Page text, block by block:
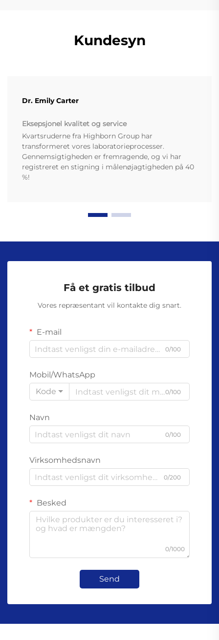
Kundesyn
Dr. Emily Carter
Eksepsjonel kvalitet og service
Kvartsruderne fra Highborn Group har
transformeret vores laboratorieprocesser.
Gennemsigtigheden er fremragende, og vi har
registreret en stigning i målenøjagtigheden på 40
%!
Få et gratis tilbud
Vores repræsentant vil kontakte dig snart.
E-mail
0/100
Mobil/WhatsApp
Kode
0/100
Navn
0/100
Virksomhedsnavn
0/200
Besked
0/1000
Send